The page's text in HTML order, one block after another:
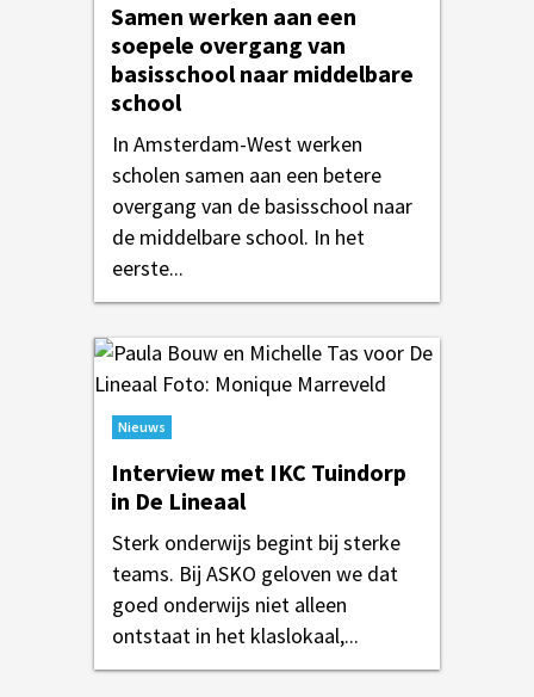
Samen werken aan een
soepele overgang van
basisschool naar middelbare
school
In Amsterdam-West werken
scholen samen aan een betere
overgang van de basisschool naar
de middelbare school. In het
eerste...
Nieuws
Interview met IKC Tuindorp
in De Lineaal
Sterk onderwijs begint bij sterke
teams. Bij ASKO geloven we dat
goed onderwijs niet alleen
ontstaat in het klaslokaal,...